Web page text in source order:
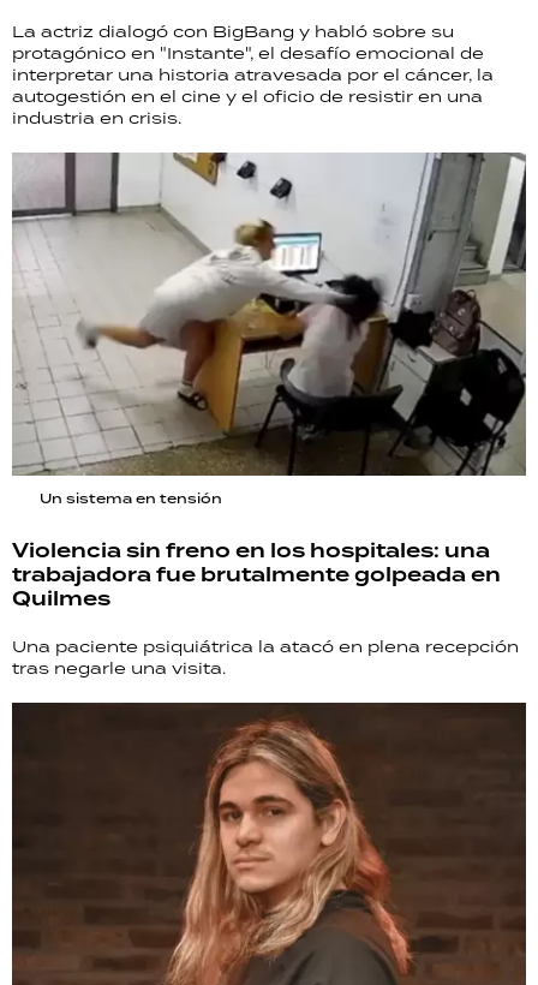
La actriz dialogó con BigBang y habló sobre su
protagónico en "Instante", el desafío emocional de
interpretar una historia atravesada por el cáncer, la
autogestión en el cine y el oficio de resistir en una
industria en crisis.
Un sistema en tensión
Violencia sin freno en los hospitales: una
trabajadora fue brutalmente golpeada en
Quilmes
Una paciente psiquiátrica la atacó en plena recepción
tras negarle una visita.